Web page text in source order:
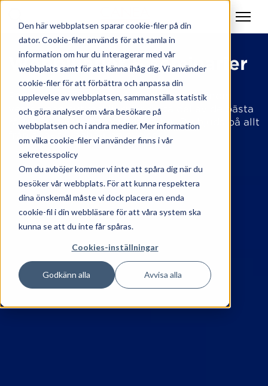
Den här webbplatsen sparar cookie-filer på din
dator. Cookie-filer används för att samla in
information om hur du interagerar med vår
webbplats samt för att känna ihåg dig. Vi använder
cookie-filer för att förbättra och anpassa din
upplevelse av webbplatsen, sammanställa statistik
och göra analyser om våra besökare på
webbplatsen och i andra medier. Mer information
om vilka cookie-filer vi använder finns i vår
sekretesspolicy
Om du avböjer kommer vi inte att spåra dig när du
besöker vår webbplats. För att kunna respektera
dina önskemål måste vi dock placera en enda
cookie-fil i din webbläsare för att våra system ska
kunna se att du inte får spåras.
Cookies-inställningar
Godkänn alla Avvisa alla
Webbinarier & seminarier
På våra webbinarier och föreläsningar inom
verksamhetsutveckling får du ta del av de bästa
råden från våra främsta experter. Du bjuds på allt
från aha- till haha-upplevelser.